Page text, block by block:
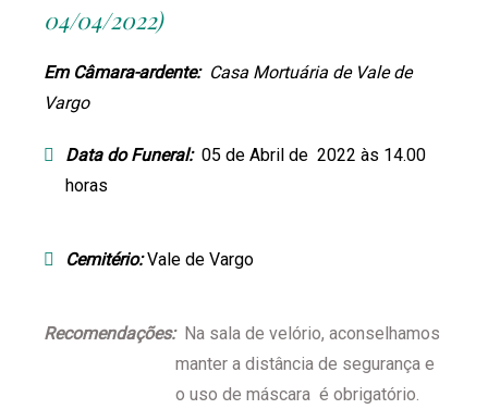
04/04/2022)
Em Câmara-ardente: Casa Mortuária de Vale de
Vargo
Data do Funeral: 05 de Abril de 2022 às 14.00
horas
Cemitério:Vale de Vargo
Recomendações:Na sala de velório, aconselhamos
manter a distância de segurança e
o uso de máscara é obrigatório.